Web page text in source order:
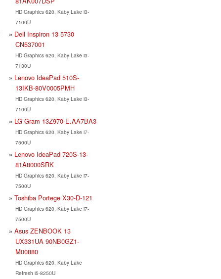
HD Graphics 620, Kaby Lake i3-
7100U
Dell Inspiron 13 5730
CN537001
HD Graphics 620, Kaby Lake i3-
7130U
Lenovo IdeaPad 510S-
13IKB-80V0005PMH
HD Graphics 620, Kaby Lake i3-
7100U
LG Gram 13Z970-E.AA7BA3
HD Graphics 620, Kaby Lake i7-
7500U
Lenovo IdeaPad 720S-13-
81A8000SRK
HD Graphics 620, Kaby Lake i7-
7500U
Toshiba Portege X30-D-121
HD Graphics 620, Kaby Lake i7-
7500U
Asus ZENBOOK 13
UX331UA 90NB0GZ1-
M00880
HD Graphics 620, Kaby Lake
Refresh i5-8250U